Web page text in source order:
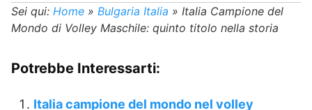
Sei qui: Home » Bulgaria Italia » Italia Campione del
Mondo di Volley Maschile: quinto titolo nella storia
Potrebbe Interessarti:
Italia campione del mondo nel volley